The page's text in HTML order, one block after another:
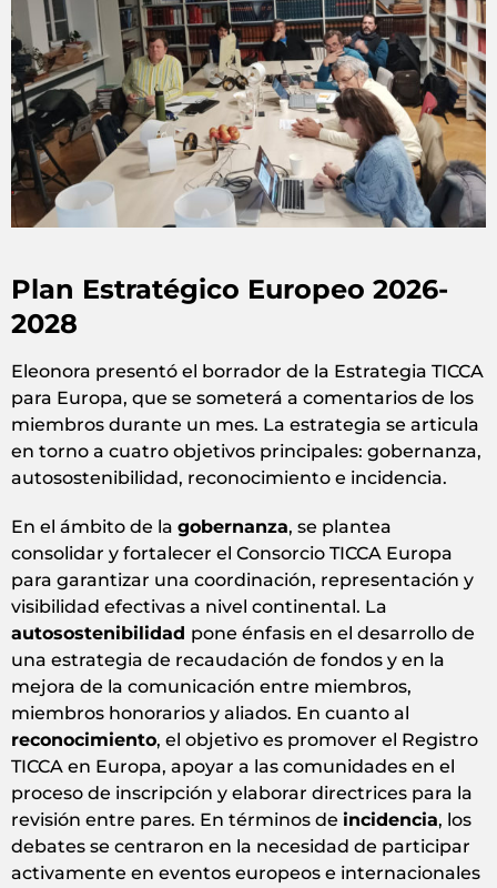
Plan Estratégico Europeo 2026-
2028
Eleonora presentó el borrador de la Estrategia TICCA
para Europa, que se someterá a comentarios de los
miembros durante un mes. La estrategia se articula
en torno a cuatro objetivos principales: gobernanza,
autosostenibilidad, reconocimiento e incidencia.
En el ámbito de la gobernanza, se plantea
consolidar y fortalecer el Consorcio TICCA Europa
para garantizar una coordinación, representación y
visibilidad efectivas a nivel continental. La
autosostenibilidad pone énfasis en el desarrollo de
una estrategia de recaudación de fondos y en la
mejora de la comunicación entre miembros,
miembros honorarios y aliados. En cuanto al
reconocimiento, el objetivo es promover el Registro
TICCA en Europa, apoyar a las comunidades en el
proceso de inscripción y elaborar directrices para la
revisión entre pares. En términos de incidencia, los
debates se centraron en la necesidad de participar
activamente en eventos europeos e internacionales